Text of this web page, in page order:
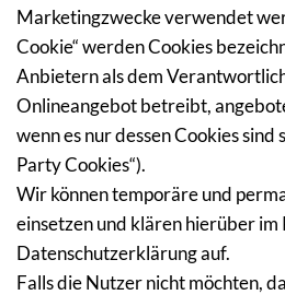
Marketingzwecke verwendet
Cookie“ werden Cookies
Anbietern als dem
Onlineangebot betreibt,
wenn es nur dessen Cookies sind
Party Cookies“).
Wir können temporäre und
einsetzen und klären hierüber im
Datenschutzerklärung auf.
Falls die Nutzer nicht möchten,